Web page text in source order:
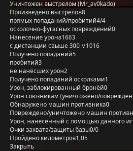
Уничтожен выстрелом (Mr_av0kado)
Произведено выстрелов8
прямых попаданий/пробитий4/4
осколочно-фугасных повреждений0
Нанесение урона1663
с дистанции свыше 300 м1016
Получено попаданий5
пробитий3
не нанёсших урон2
Получено попаданий осколками1
Урон, заблокированный бронёй0
Урон союзникам (уничтожено/
Обнаружено машин противника0
Повреждено/уничтожено машин
Урон, нанесённый с помощью данного
Очки захвата/защиты базы0/0
Пройдено километров1,05
Закрыть